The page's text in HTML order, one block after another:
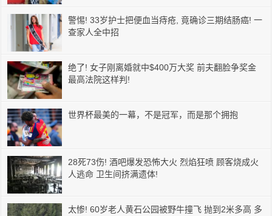
警惕! 33岁护士把便血当痔疮, 竟确诊三期结肠癌! 一
查家人全中招
绝了! 女子刚离婚就中$400万大奖 前夫翻脸争奖金
最高法院这样判!
世界杯最美的一幕，不是冠军，而是那个拥抱
28死73伤! 酒吧爆发恐怖大火 烈焰狂喷 顾客烧成火
人逃命 卫生间挤满遗体!
太惨! 60岁老人黄石公园被野牛撞飞 抛到2米多高 多